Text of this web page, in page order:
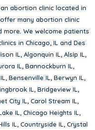
an abortion clinic located in
many abortion clinic
We welcome patients
in Chicago, IL and Des
IL, Algonquin IL, Alsip IL,
IL, Bannockburn IL,
, Bensenville IL, Berwyn IL,
IL, Bridgeview IL,
City IL, Carol Stream IL,
IL, Chicago Heights IL,
IL, Countryside IL, Crystal